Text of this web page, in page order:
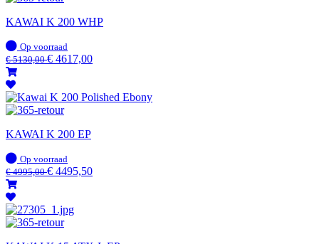
KAWAI K 200 WHP
Op
voorraad
Op voorraad
€5130,00€ 4617,00
KAWAI K 200 EP
Op
voorraad
Op voorraad
€4995,00€ 4495,50